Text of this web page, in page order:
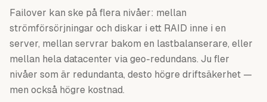
Failover kan ske på flera nivåer: mellan
strömförsörjningar och diskar i ett RAID inne i en
server, mellan servrar bakom en lastbalanserare, eller
mellan hela datacenter via geo-redundans. Ju fler
nivåer som är redundanta, desto högre driftsäkerhet —
men också högre kostnad.